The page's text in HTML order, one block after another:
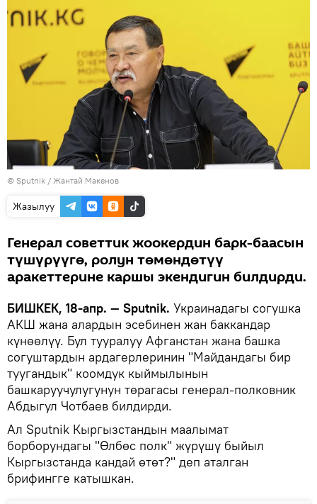
© Sputnik / Жантай Макенов
Жазылуу
Генерал советтик жоокердин барк-баасын
түшүрүүгө, ролун төмөндөтүү
аракеттерине каршы экендигин билдирди.
БИШКЕК, 18-апр. — Sputnik. Украинадагы согушка
АКШ жана алардын эсебинен жан баккандар
күнөөлүү. Бул тууралуу Афганстан жана башка
согуштардын ардагерлеринин "Майдандагы бир
туугандык" коомдук кыймылынын
башкаруучулугунун төрагасы генерал-полковник
Абдыгул Чотбаев билдирди.
Ал Sputnik Кыргызстандын маалымат
борборундагы "Өлбөс полк" жүрүшү быйыл
Кыргызстанда кандай өтөт?" деп аталган
брифингге катышкан.